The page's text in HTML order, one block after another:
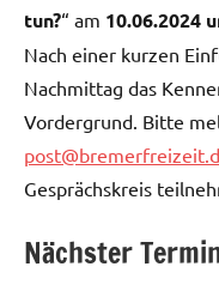
tun?“ am 10.06.2024
Nach einer kurzen
Nachmittag das
Vordergrund. Bitte
Gesprächskreis
Nächster